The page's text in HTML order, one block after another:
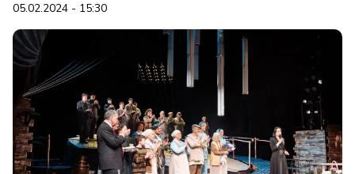
05.02.2024 - 15:30